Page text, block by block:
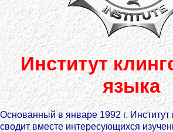
Институт
языка
Основанный в январе 1992 г. Институт
сводит вместе интересующихся